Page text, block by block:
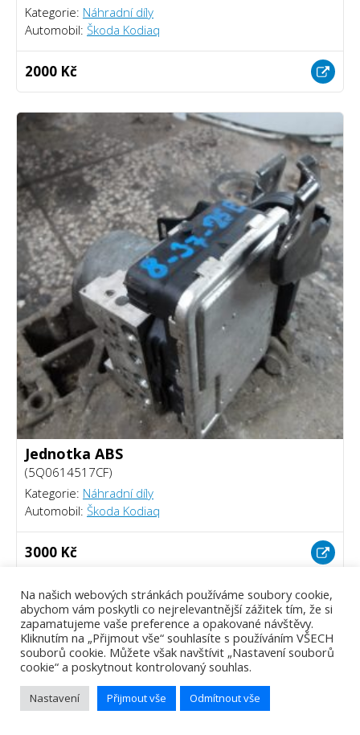
Kategorie: Náhradní díly
Automobil: Škoda Kodiaq
2000 Kč
Jednotka ABS
(5Q0614517CF)
Kategorie: Náhradní díly
Automobil: Škoda Kodiaq
3000 Kč
Na našich webových stránkách používáme soubory cookie,
abychom vám poskytli co nejrelevantnější zážitek tím, že si
zapamatujeme vaše preference a opakované návštěvy.
Kliknutím na „Přijmout vše“ souhlasíte s používáním VŠECH
souborů cookie. Můžete však navštívit „Nastavení souborů
cookie“ a poskytnout kontrolovaný souhlas.
Nastavení Přijmout vše Odmítnout vše